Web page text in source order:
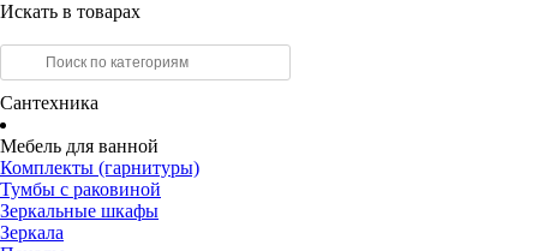
Искать в товарах
Сантехника
Мебель для ванной
Комплекты (гарнитуры)
Тумбы с раковиной
Зеркальные шкафы
Зеркала